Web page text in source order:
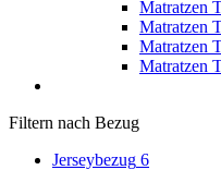
Matratzen
Matratzen
Matratzen
Matratzen
Filtern nach Bezug
Jerseybezug 6